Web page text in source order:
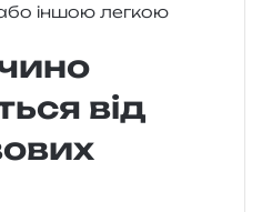
іншою лег­кою
від